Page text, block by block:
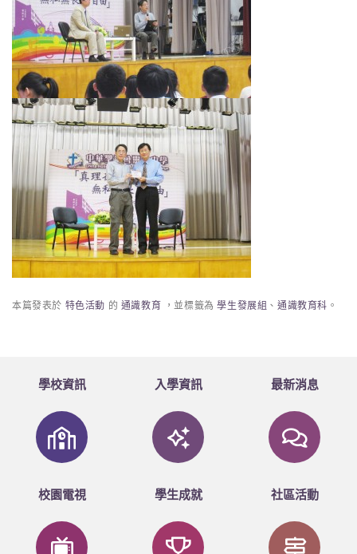
本篇發表於 特色活動 的 通識教育 ，並標籤為學生發展組 、通識教育科 。
學校資訊 入學資訊 最新消息
校園電視 學生成就 社區活動